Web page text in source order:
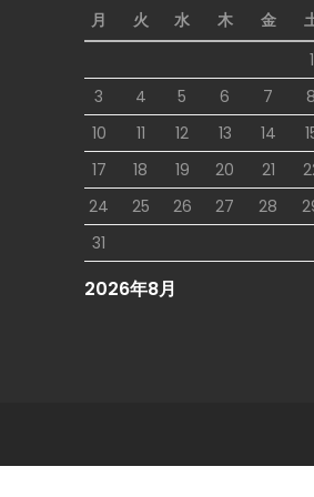
2026年8月
月 火 水 木 金
1
3
4 5 6 7 8
10
11 12 13 14
17
18 19 20 21
24
25 26 27 28
31